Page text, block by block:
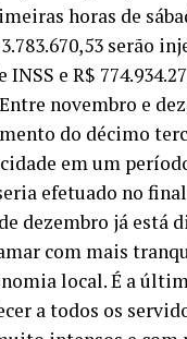
horas de
serão
e R$
novembro e
do décimo
em um
efetuado no
dezembro já está
com mais
local. É a
a todos os